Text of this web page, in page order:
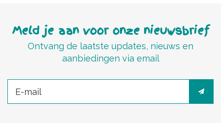
Meld je aan voor onze nieuwsbrief
Ontvang de laatste updates, nieuws en
aanbiedingen via email